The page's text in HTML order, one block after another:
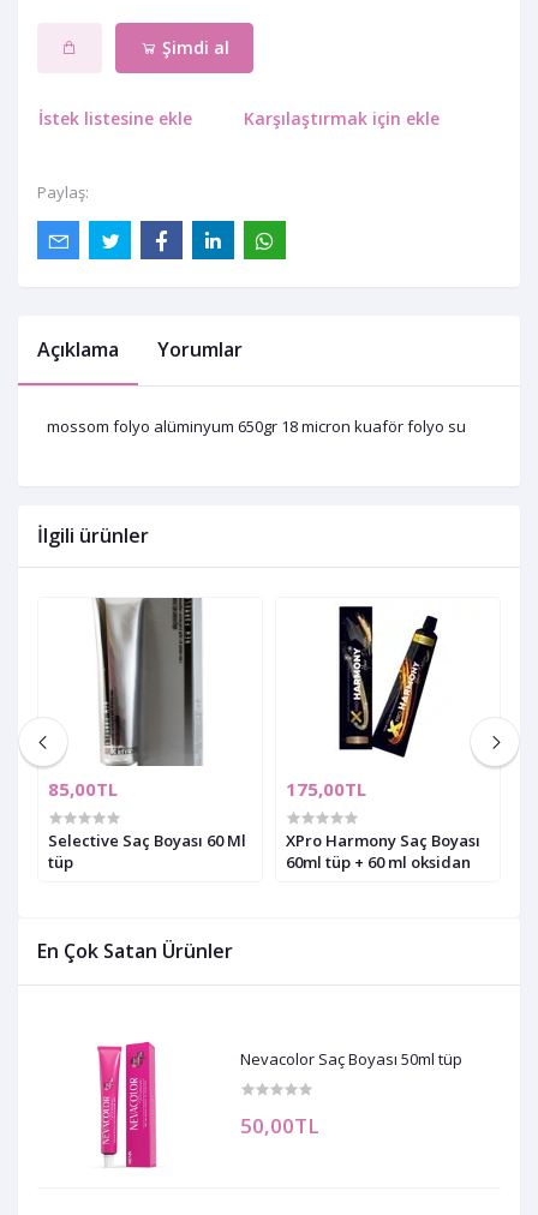
Şimdi al
İstek listesine ekle Karşılaştırmak için ekle
Paylaş:
En Çok Satan Ürünler
Nevacolor Saç Boyası 50ml tüp
50,00TL
Açıklama Yorumlar
mossom folyo alüminyum 650gr 18 micron kuaför folyo su
İlgili ürünler
85,00TL
Selective Saç Boyası 60 Ml
tüp
175,00TL
XPro Harmony Saç Boyası
60ml tüp + 60 ml oksidan